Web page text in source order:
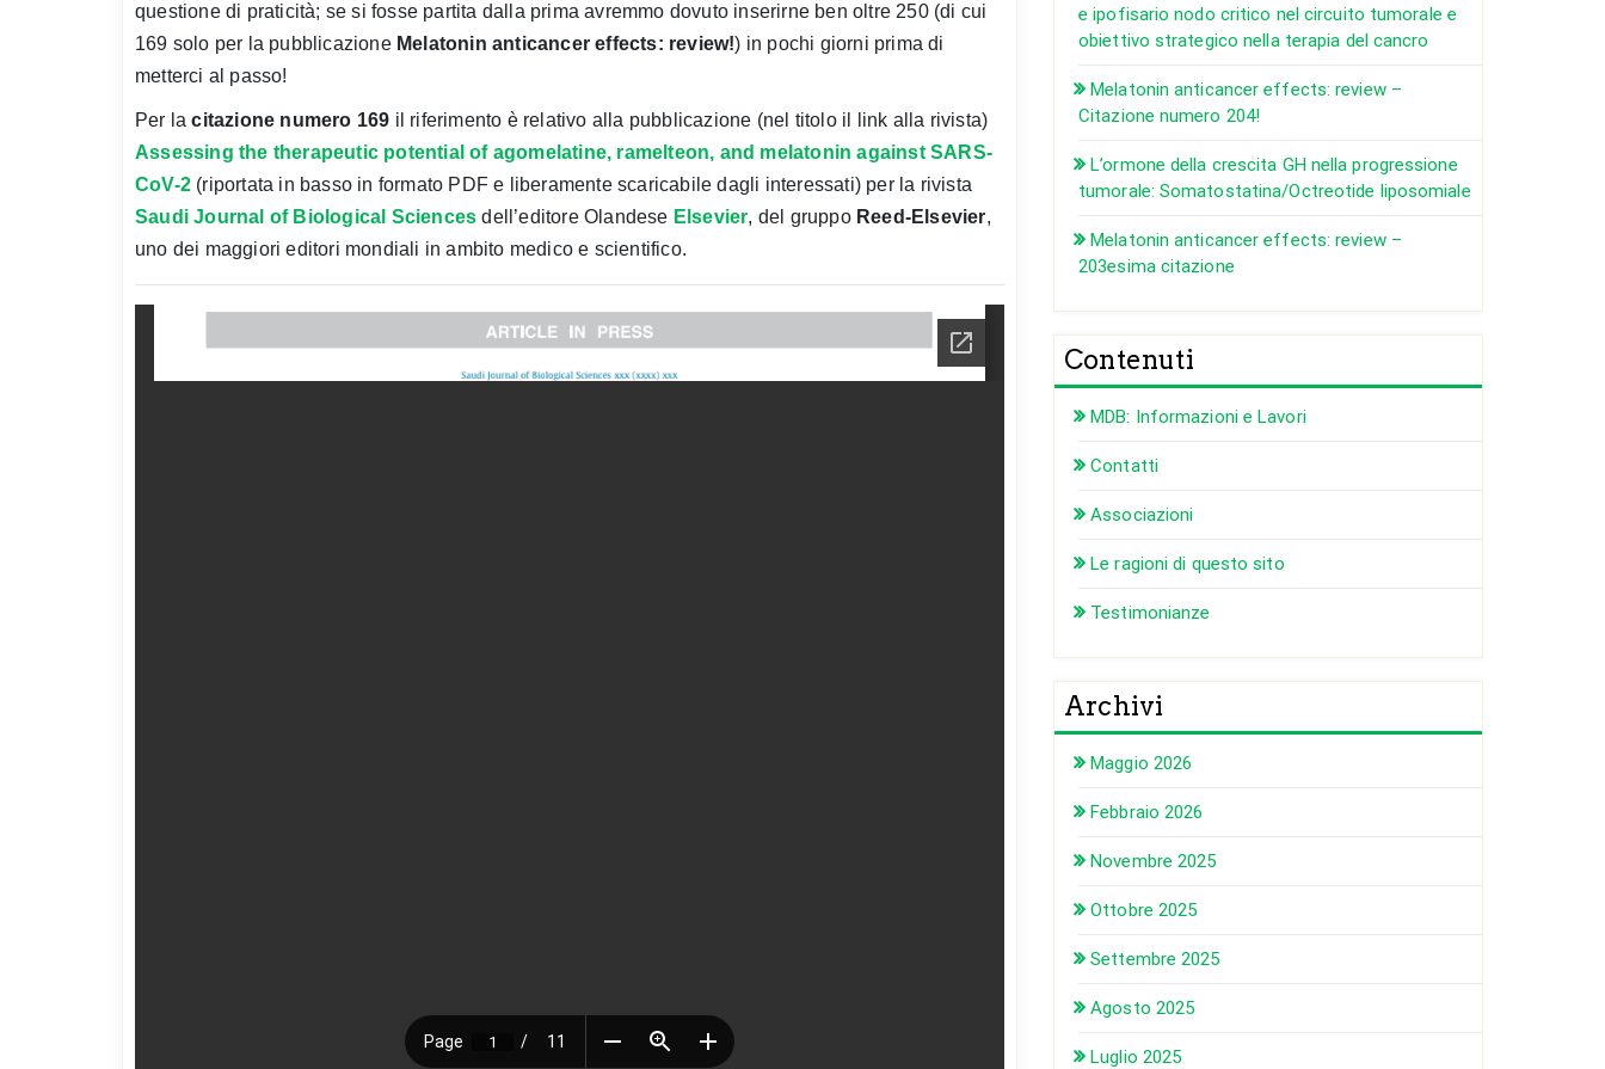
questione di praticità; se si fosse partita dalla prima avremmo dovuto inserirne ben oltre 250 (di cui
169 solo per la pubblicazione Melatonin anticancer effects: review!) in pochi giorni prima di
metterci al passo!
Per lacitazione numero 169 il riferimento è relativo alla pubblicazione (nel titolo il link alla rivista)
Assessing the therapeutic potential of agomelatine, ramelteon, and melatonin against SARS-
CoV-2 (riportata in basso in formato PDF e liberamente scaricabile dagli interessati) per la rivista
Saudi Journal of Biological Sciences dell’editore Olandese Elsevier, del gruppo Reed-Elsevier,
uno dei maggiori editori mondiali in ambito medico e scientifico.
e ipofisario nodo critico nel circuito tumorale e
obiettivo strategico nella terapia del cancro
Melatonin anticancer effects: review –
Citazione numero 204!
L’ormone della crescita GH nella progressione
tumorale: Somatostatina/Octreotide liposomiale
Melatonin anticancer effects: review –
203esima citazione
Contenuti
MDB: Informazioni e Lavori
Contatti
Associazioni
Le ragioni di questo sito
Testimonianze
Archivi
Maggio 2026
Febbraio 2026
Novembre 2025
Ottobre 2025
Settembre 2025
Agosto 2025
Luglio 2025